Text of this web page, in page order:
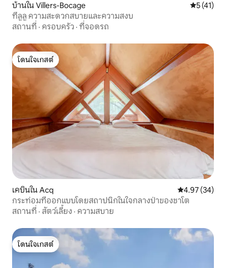
บ้านใน Villers-Bocage คะแนนเฉ
5 (41)
ที่ลูลู ความสะดวกสบายและความสงบ
สถานที่ · ครอบครัว · ที่จอดรถ
โดนใจเกสต์
โดนใจเกสต์
เคบินใน Acq คะแนนเฉลี่ย
4.97 (34)
กระท่อมที่ออกแบบโดยสถาปนิกในใจกลางป่าของชาโต
สถานที่ · สัตว์เลี้ยง · ความสบาย
โดนใจเกสต์
โดนใจเกสต์